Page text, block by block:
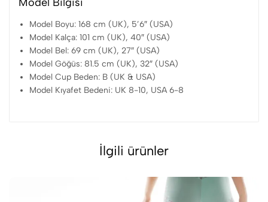
Model Boyu: 168 cm (UK), 5’6″ (USA)
Model Kalça: 101 cm (UK), 40″ (USA)
Model Bel: 69 cm (UK), 27″ (USA)
Model Göğüs: 81.5 cm (UK), 32″ (USA)
Model Cup Beden: B (UK & USA)
Model Kıyafet Bedeni: UK 8-10, USA 6-8
İlgili ürünler